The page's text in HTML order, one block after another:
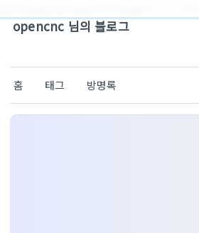
opencnc 님의 블로그
홈 태그 방명록